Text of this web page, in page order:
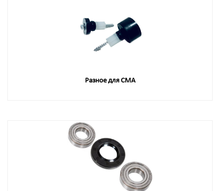
Разное для СМА